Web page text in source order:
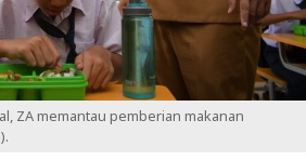
ZA memantau pemberian makanan